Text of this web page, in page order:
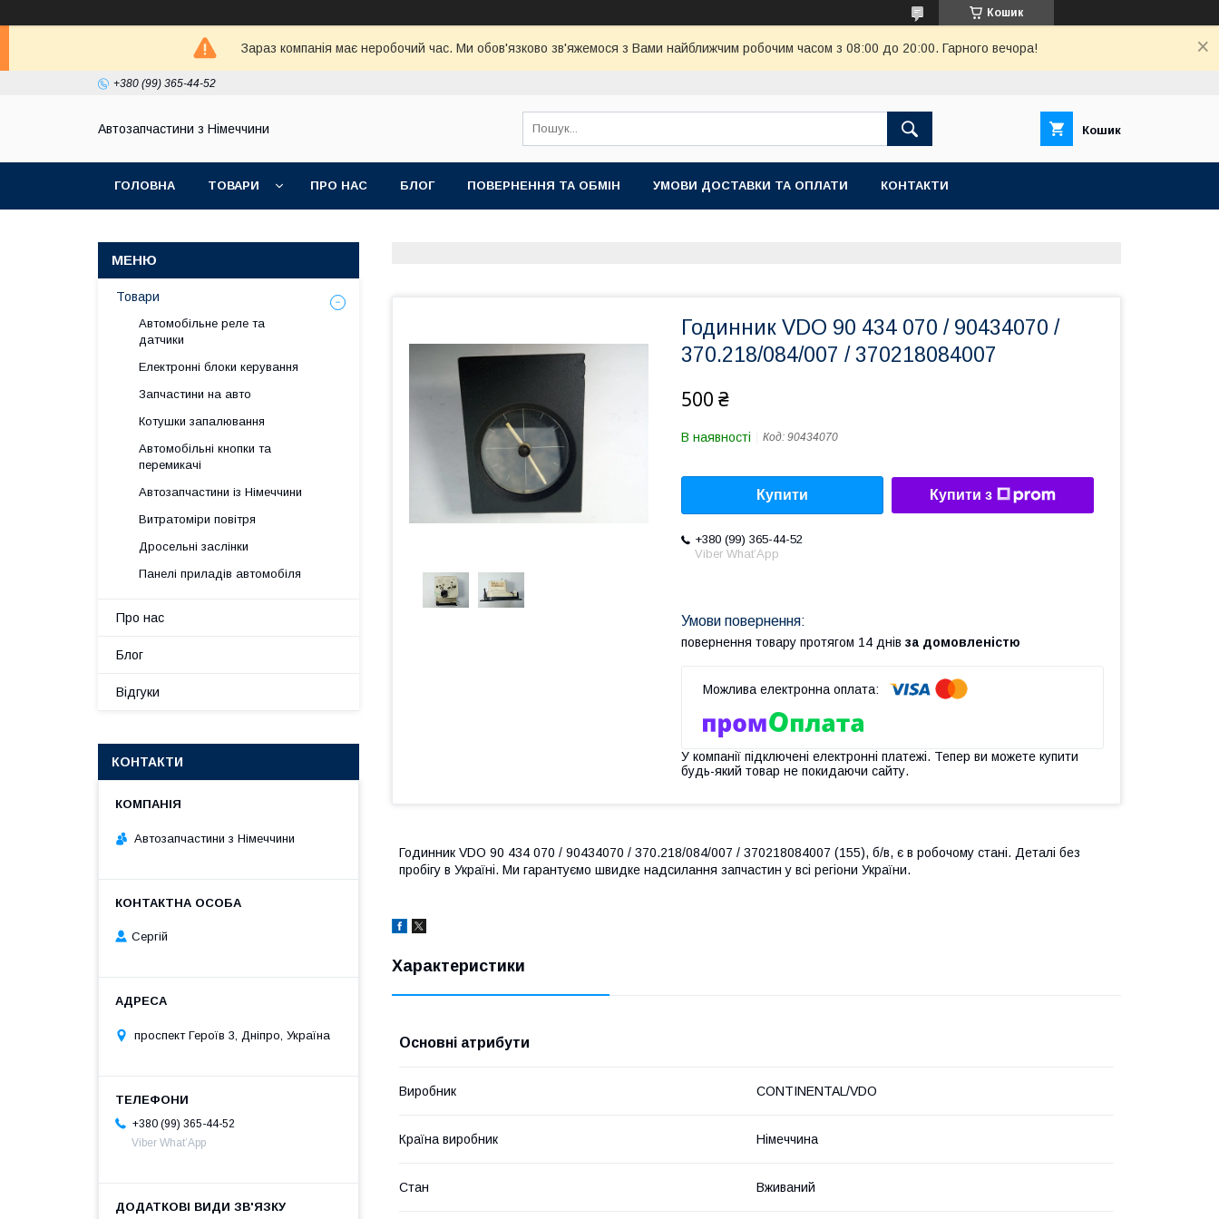
Кошик
Зараз компанія має неробочий час. Ми обов'язково зв'яжемося з Вами найближчим робочим часом з 08:00 до 20:00. Гарного вечора!
+380 (99) 365-44-52
Автозапчастини з Німеччини Кошик
ГОЛОВНА ТОВАРИ ПРО НАС БЛОГ ПОВЕРНЕННЯ ТА ОБМІН УМОВИ ДОСТАВКИ ТА ОПЛАТИ КОНТАКТИ
Годинник VDO 90 434 070 / 90434070 /
370.218/084/007 / 370218084007
500 ₴
В наявності Код: 90434070
Купити Купити з
+380 (99) 365-44-52
Viber What’App
повернення товару протягом 14 днів за домовленістю
У компанії підключені електронні платежі. Тепер ви можете купити
будь-який товар не покидаючи сайту.
Годинник VDO 90 434 070 / 90434070 / 370.218/084/007 / 370218084007 (155), б/в, є в робочому стані. Деталі без
пробігу в Україні. Ми гарантуємо швидке надсилання запчастин у всі регіони України.
Характеристики
Основні атрибути
Виробник CONTINENTAL/VDO
Країна виробник Німеччина
Стан Вживаний
Товари
Автомобільне реле та
датчики
Електронні блоки керування
Запчастини на авто
Котушки запалювання
Автомобільні кнопки та
перемикачі
Автозапчастини із Німеччини
Витратоміри повітря
Дросельні заслінки
Панелі приладів автомобіля
Про нас
Блог
Відгуки
КОНТАКТИ
Автозапчастини з Німеччини
Сергій
проспект Героїв 3, Дніпро, Україна
+380 (99) 365-44-52
Viber What’App